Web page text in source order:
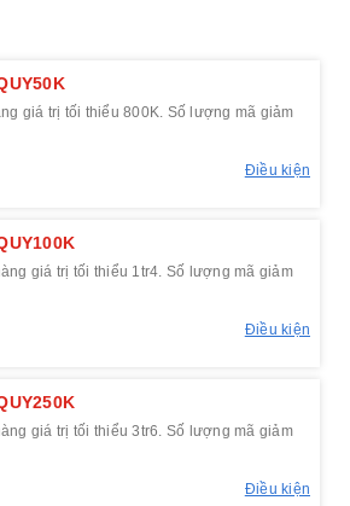
giá trị tối thiểu 800K. Số lượng mã giảm
Điều kiện
giá trị tối thiểu 1tr4. Số lượng mã giảm
Điều kiện
giá trị tối thiểu 3tr6. Số lượng mã giảm
Điều kiện